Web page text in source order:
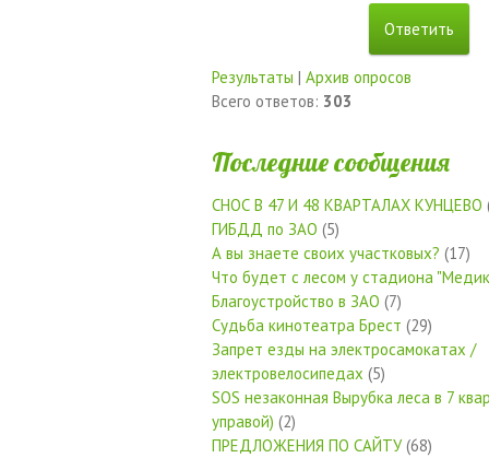
Результаты | Архив опросов
Всего ответов: 303
Последние сообщения
СНОС В 47 И 48 КВАРТАЛАХ КУНЦЕВО
ГИБДД по ЗАО (5)
А вы знаете своих участковых? (17)
Что будет с лесом у стадиона
Благоустройство в ЗАО (7)
Судьба кинотеатра Брест (29)
Запрет езды на электросамокатах /
электровелосипедах (5)
SOS незаконная Вырубка леса в 7
управой) (2)
ПРЕДЛОЖЕНИЯ ПО САЙТУ(68)